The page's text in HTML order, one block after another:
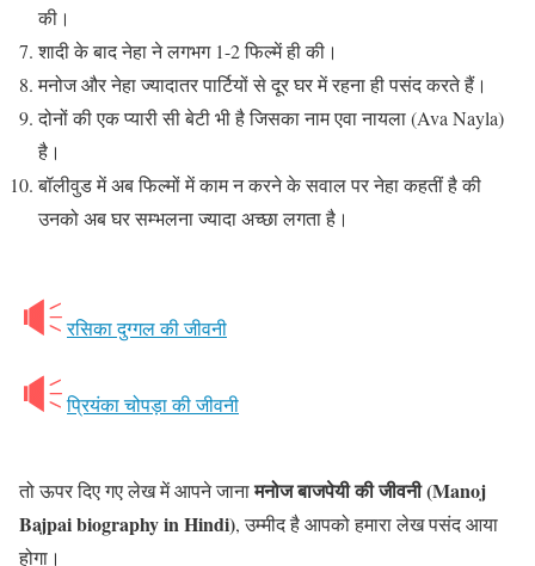
की।
शादी के बाद नेहा ने लगभग 1-2 फिल्में ही की।
मनोज और नेहा ज्यादातर पार्टियों से दूर घर में रहना ही पसंद करते हैं।
दोनों की एक प्यारी सी बेटी भी है जिसका नाम एवा नायला (Ava Nayla)
है।
बॉलीवुड में अब फिल्मों में काम न करने के सवाल पर नेहा कहतीं है की
उनको अब घर सम्भलना ज्यादा अच्छा लगता है।
रसिका दुग्गल की जीवनी
प्रियंका चोपड़ा की जीवनी
तो ऊपर दिए गए लेख में आपने जानामनोज बाजपेयी की जीवनी (Manoj
Bajpai biography in Hindi), उम्मीद है आपको हमारा लेख पसंद आया
होगा।